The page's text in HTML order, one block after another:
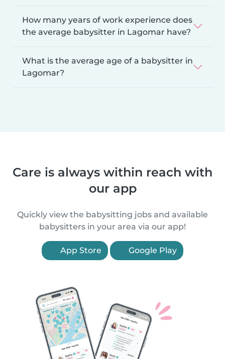
How many years of work experience does
the average babysitter in Lagomar have?
What is the average age of a babysitter in
Lagomar?
Care is always within reach with
our app
Quickly view the babysitting jobs and available
babysitters in your area via our app!
App Store Google Play